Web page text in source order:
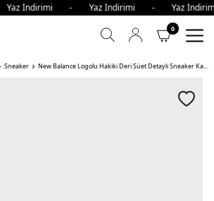
İndirimi - Yaz İndirimi - Yaz
0
Sneaker New Balance Logolu Hakiki Deri Süet Detaylı Sneaker Kadın Ayakkabı